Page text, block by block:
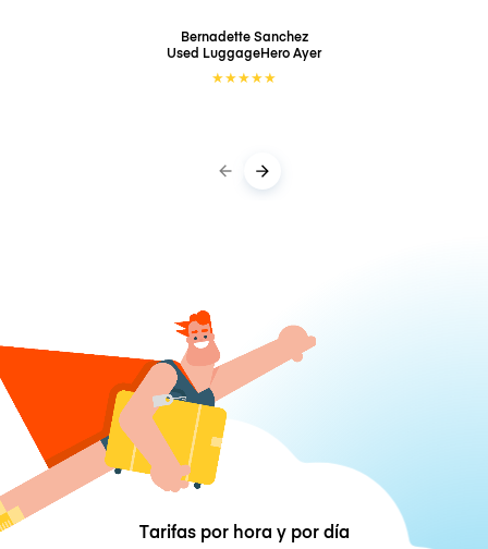
Bernadette Sanchez
Used LuggageHeroAyer
★★★★★
Tarifas por hora y por día